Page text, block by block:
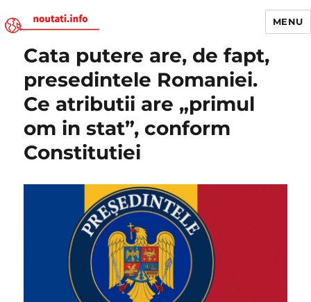
Noutati.Info
MENU
Cata putere are, de fapt,
presedintele Romaniei.
Ce atributii are „primul
om in stat”, conform
Constitutiei